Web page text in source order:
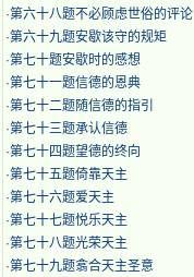
·第六十八题不必顾虑世俗的评论
·第六十九题安歇该守的规矩
·第七十题安歇时的感想
·第七十一题信德的恩典
·第七十二题随信德的指引
·第七十三题承认信德
·第七十四题望德的终向
·第七十五题倚靠天主
·第七十六题爱天主
·第七十七题悦乐天主
·第七十八题光荣天主
·第七十九题翕合天主圣意